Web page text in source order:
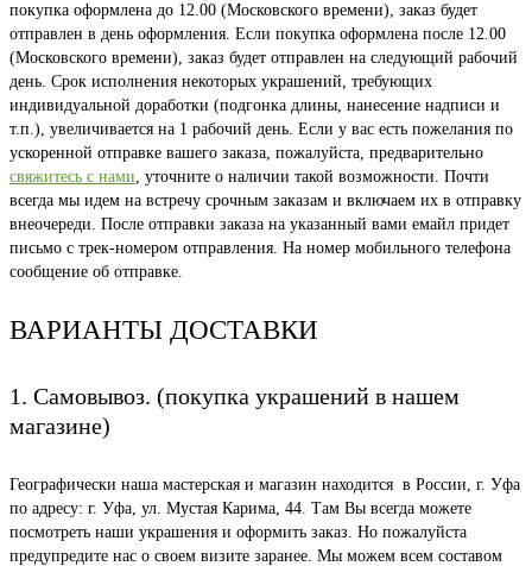
покупка оформлена до 12.00 (Московского времени), заказ будет
отправлен в день оформления. Если покупка оформлена после 12.00
(Московского времени), заказ будет отправлен на следующий рабочий
день. Срок исполнения некоторых украшений, требующих
индивидуальной доработки (подгонка длины, нанесение надписи и
т.п.), увеличивается на 1 рабочий день. Если у вас есть пожелания по
ускоренной отправке вашего заказа, пожалуйста, предварительно
свяжитесь с нами, уточните о наличии такой возможности. Почти
всегда мы идем на встречу срочным заказам и включаем их в отправку
внеочереди. После отправки заказа на указанный вами емайл придет
письмо с трек-номером отправления. На номер мобильного телефона
сообщение об отправке.
ВАРИАНТЫ ДОСТАВКИ
1. Самовывоз. (покупка украшений в нашем
магазине)
Географически наша мастерская и магазин находится в России, г. Уфа
по адресу: г. Уфа, ул. Мустая Карима, 44. Там Вы всегда можете
посмотреть наши украшения и оформить заказ. Но пожалуйста
предупредите нас о своем визите заранее. Мы можем всем составом